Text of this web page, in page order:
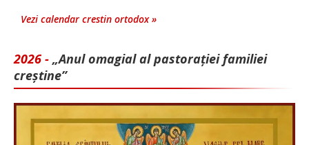
Vezi calendar crestin ortodox »
2026 - „Anul omagial al pastorației familiei
creștine”